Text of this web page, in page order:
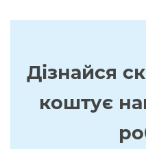
Дізнайся
коштує